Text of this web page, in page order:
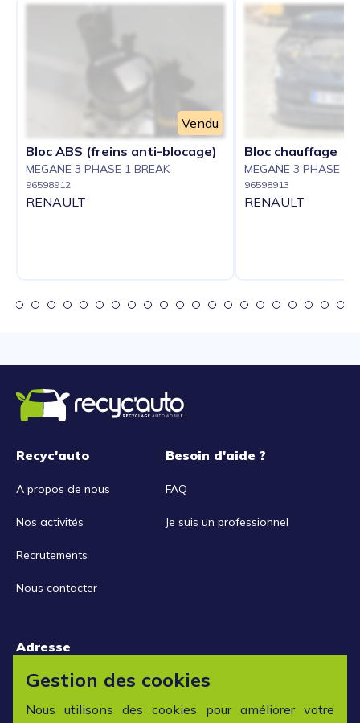
Vendu
Bloc ABS (freins anti-blocage)
MEGANE 3 PHASE 1 BREAK
96598912
RENAULT
Bloc chauffage
MEGANE 3 PHASE 1
96598913
RENAULT
Recyc'auto
A propos de nous
Nos activités
Recrutements
Nous contacter
Besoin d'aide ?
FAQ
Je suis un professionnel
Adresse
15 rue de la Libération
42152 L'horme
Gestion des cookies
Nous utilisons des cookies pour améliorer votre